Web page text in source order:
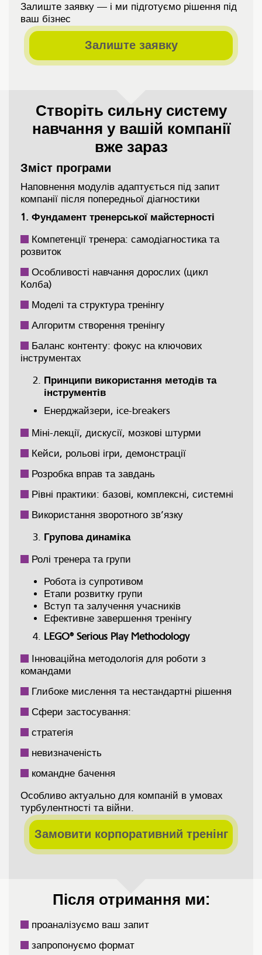
Залиште заявку — і ми підготуємо рішення під
ваш бізнес
Залиште заявку
Створіть сильну систему
навчання у вашій компанії
вже зараз
Зміст програми
Наповнення модулів адаптується під запит
компанії після попередньої діагностики
1. Фундамент тренерської майстерності
Компетенції тренера: самодіагностика та
розвиток
Особливості навчання дорослих (цикл
Колба)
Моделі та структура тренінгу
Алгоритм створення тренінгу
Баланс контенту: фокус на ключових
інструментах
Принципи використання методів та
інструментів
Енерджайзери, ice-breakers
Міні-лекції, дискусії, мозкові штурми
Кейси, рольові ігри, демонстрації
Розробка вправ та завдань
Рівні практики: базові, комплексні, системні
Використання зворотного зв’язку
Групова динаміка
Ролі тренера та групи
Робота із супротивом
Етапи розвитку групи
Вступ та залучення учасників
Ефективне завершення тренінгу
LEGO® Serious Play Methodology
Інноваційна методологія для роботи з
командами
Глибоке мислення та нестандартні рішення
Сфери застосування:
стратегія
невизначеність
командне бачення
Особливо актуально для компаній в умовах
турбулентності та війни.
Замовити корпоративний тренінг
Після отримання ми:
проаналізуємо ваш запит
запропонуємо формат